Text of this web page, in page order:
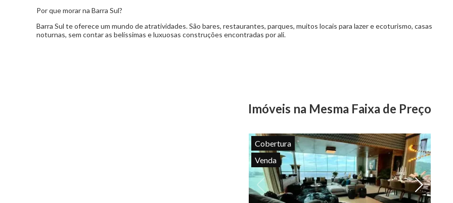
Por que morar na Barra Sul?
Barra Sul te oferece um mundo de atratividades. São bares, restaurantes, parques, muitos locais para lazer e ecoturismo, casas
noturnas, sem contar as belíssimas e luxuosas construções encontradas por ali.
Imóveis na Mesma Faixa de Preço
Cobertura
Venda